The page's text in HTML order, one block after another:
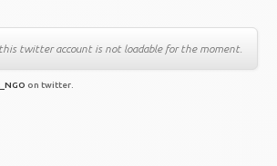
this twitter account is not loadable for the moment.
on twitter.